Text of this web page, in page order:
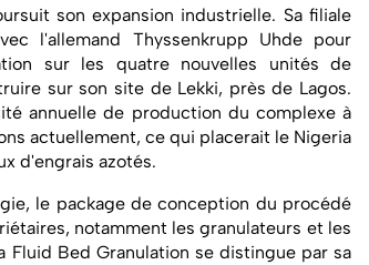
son expansion industrielle. Sa filiale
l'allemand Thyssenkrupp Uhde pour
sur les quatre nouvelles unités de
sur son site de Lekki, près de Lagos.
annuelle de production du complexe à
actuellement, ce qui placerait le Nigeria
d'engrais azotés.
le package de conception du procédé
notamment les granulateurs et les
Bed Granulation se distingue par sa